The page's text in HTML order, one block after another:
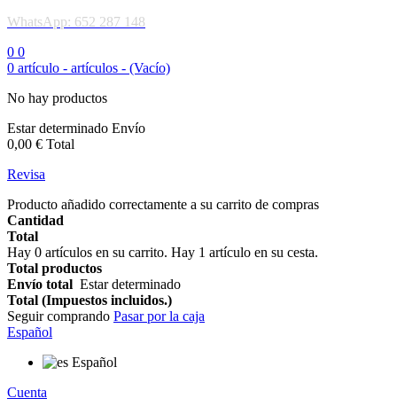
WhatsApp: 652 287 148
0 0
0 artículo - artículos - (Vacío)
No hay productos
Estar determinado Envío
0,00 € Total
Revisa
Producto añadido correctamente a su carrito de compras
Cantidad
Total
Hay 0 artículos en su carrito. Hay 1 artículo en su cesta.
Total productos
Envío total Estar determinado
Total (Impuestos incluidos.)
Seguir comprando Pasar por la caja
Español
Español
Cuenta